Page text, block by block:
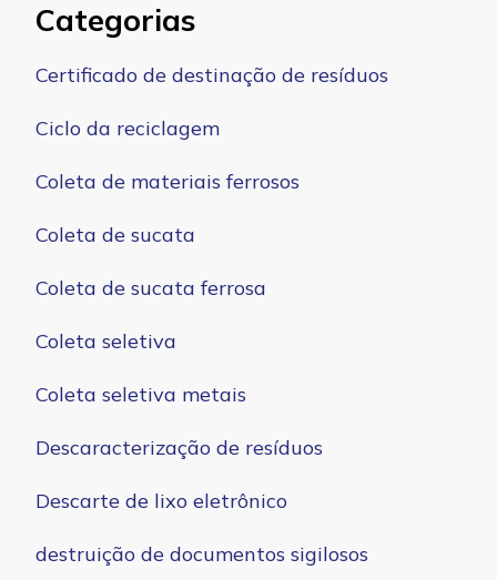
Categorias
Certificado de destinação de resíduos
Ciclo da reciclagem
Coleta de materiais ferrosos
Coleta de sucata
Coleta de sucata ferrosa
Coleta seletiva
Coleta seletiva metais
Descaracterização de resíduos
Descarte de lixo eletrônico
destruição de documentos sigilosos